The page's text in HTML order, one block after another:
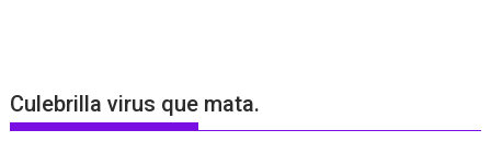
Culebrilla virus que mata.